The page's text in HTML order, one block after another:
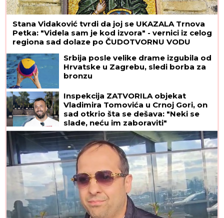
Stana Vidaković tvrdi da joj se UKAZALA Trnova
Petka: "Videla sam je kod izvora" - vernici iz celog
regiona sad dolaze po ČUDOTVORNU VODU
Srbija posle velike drame izgubila od
Hrvatske u Zagrebu, sledi borba za
bronzu
Inspekcija ZATVORILA objekat
Vladimira Tomovića u Crnoj Gori, on
sad otkrio šta se dešava: "Neki se
slade, neću im zaboraviti"